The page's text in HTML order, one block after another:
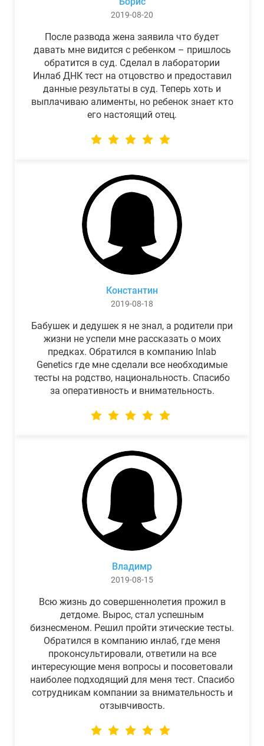
2019-08-20
После развода жена заявила что будет
давать мне видится с ребенком – пришлось
обратится в суд. Сделал в лаборатории
Инлаб ДНК тест на отцовство и предоставил
данные результаты в суд. Теперь хоть и
выплачиваю алименты, но ребенок знает кто
его настоящий отец.
Константин
2019-08-18
Бабушек и дедушек я не знал, а родители при
жизни не успели мне рассказать о моих
предках. Обратился в компанию Inlab
Genetics где мне сделали все необходимые
тесты на родство, национальность. Спасибо
за оперативность и внимательность.
Владимр
2019-08-15
Всю жизнь до совершеннолетия прожил в
детдоме. Вырос, стал успешным
бизнесменом. Решил пройти этические тесты.
Обратился в компанию инлаб, где меня
проконсультировали, ответили на все
интересующие меня вопросы и посоветовали
наиболее подходящий для меня тест. Спасибо
сотрудникам компании за внимательность и
отзывчивость.